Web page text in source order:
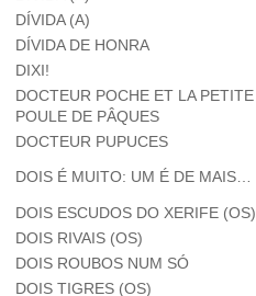
DÍVIDA (A)
DÍVIDA DE HONRA
DIXI!
DOCTEUR POCHE ET LA PETITE
POULE DE PÂQUES
DOCTEUR PUPUCES
DOIS É MUITO: UM É DE MAIS…
DOIS ESCUDOS DO XERIFE (OS)
DOIS RIVAIS (OS)
DOIS ROUBOS NUM SÓ
DOIS TIGRES (OS)